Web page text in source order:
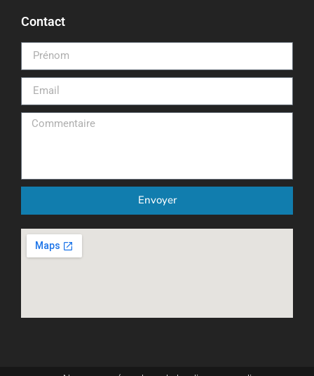
Contact
Envoyer